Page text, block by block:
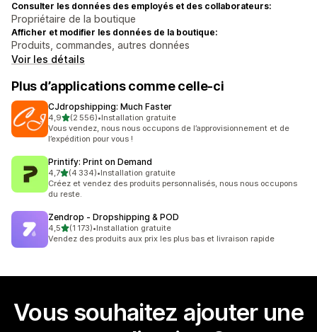
Consulter les données des employés et des collaborateurs:
Propriétaire de la boutique
Afficher et modifier les données de la boutique:
Produits, commandes, autres données
Voir les détails
Plus d’applications comme celle-ci
CJdropshipping: Much Faster
4,9étoile(s) sur 5
(2 556)
2556 avis au total
•Installation gratuite
Vous vendez, nous nous occupons de l’approvisionnement et de
l’expédition pour vous !
Printify: Print on Demand
4,7étoile(s) sur 5
(4 334)
4334 avis au total
•Installation gratuite
Créez et vendez des produits personnalisés, nous nous occupons
du reste.
Zendrop ‑ Dropshipping & POD
4,5étoile(s) sur 5
(1 173)
1173 avis au total
•Installation gratuite
Vendez des produits aux prix les plus bas et livraison rapide
Vous souhaitez ajouter une